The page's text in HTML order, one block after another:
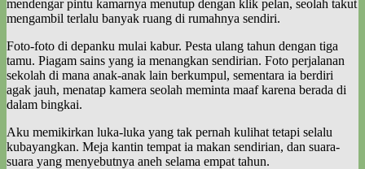
mendengar pintu kamarnya menutup dengan klik pelan, seolah takut
mengambil terlalu banyak ruang di rumahnya sendiri.
Foto-foto di depanku mulai kabur. Pesta ulang tahun dengan tiga
tamu. Piagam sains yang ia menangkan sendirian. Foto perjalanan
sekolah di mana anak-anak lain berkumpul, sementara ia berdiri
agak jauh, menatap kamera seolah meminta maaf karena berada di
dalam bingkai.
Aku memikirkan luka-luka yang tak pernah kulihat tetapi selalu
kubayangkan. Meja kantin tempat ia makan sendirian, dan suara-
suara yang menyebutnya aneh selama empat tahun.